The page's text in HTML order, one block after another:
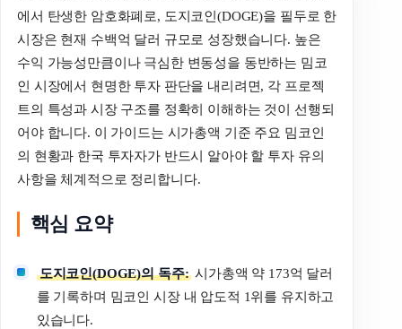
에서 탄생한 암호화폐로, 도지코인(DOGE)을 필두로 한
시장은 현재 수백억 달러 규모로 성장했습니다. 높은
수익 가능성만큼이나 극심한 변동성을 동반하는 밈코
인 시장에서 현명한 투자 판단을 내리려면, 각 프로젝
트의 특성과 시장 구조를 정확히 이해하는 것이 선행되
어야 합니다. 이 가이드는 시가총액 기준 주요 밈코인
의 현황과 한국 투자자가 반드시 알아야 할 투자 유의
사항을 체계적으로 정리합니다.
핵심 요약
도지코인(DOGE)의 독주: 시가총액 약 173억 달러
를 기록하며 밈코인 시장 내 압도적 1위를 유지하고
있습니다.